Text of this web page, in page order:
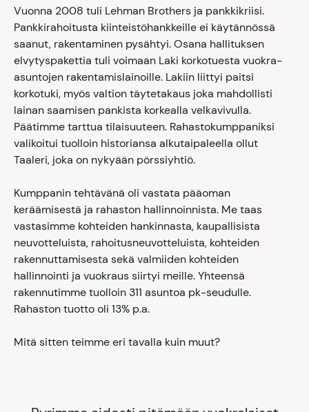
Vuonna 2008 tuli Lehman Brothers ja pankkikriisi.
Pankkirahoitusta kiinteistöhankkeille ei käytännössä
saanut, rakentaminen pysähtyi. Osana hallituksen
elvytyspakettia tuli voimaan Laki korkotuesta vuokra-
asuntojen rakentamislainoille. Lakiin liittyi paitsi
korkotuki, myös valtion täytetakaus joka mahdollisti
lainan saamisen pankista korkealla velkavivulla.
Päätimme tarttua tilaisuuteen. Rahastokumppaniksi
valikoitui tuolloin historiansa alkutaipaleella ollut
Taaleri, joka on nykyään pörssiyhtiö.
Kumppanin tehtävänä oli vastata pääoman
keräämisestä ja rahaston hallinnoinnista. Me taas
vastasimme kohteiden hankinnasta, kaupallisista
neuvotteluista, rahoitusneuvotteluista, kohteiden
rakennuttamisesta sekä valmiiden kohteiden
hallinnointi ja vuokraus siirtyi meille. Yhteensä
rakennutimme tuolloin 311 asuntoa pk-seudulle.
Rahaston tuotto oli 13% p.a.
Mitä sitten teimme eri tavalla kuin muut?